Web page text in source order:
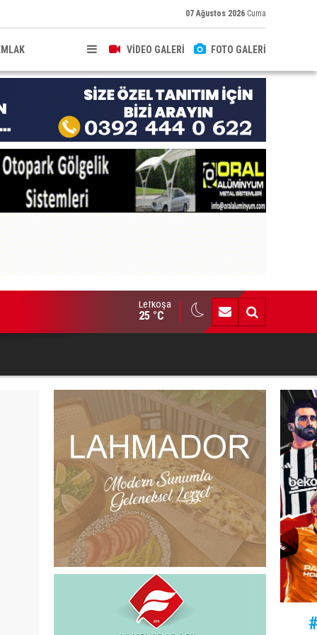
07 Ağustos 2026 Cuma
VİDEO GALERİ FOTO GALERİ
Lefkoşa
25 °C